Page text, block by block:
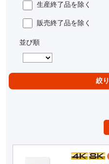
生産終了品を除く
販売終了品を除く
並び順